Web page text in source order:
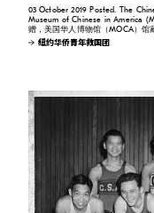
03 October 2019 Posted. The
Museum of Chinese in America
赠，美国华人博物馆（MOCA）馆
纽约华侨青年救国团